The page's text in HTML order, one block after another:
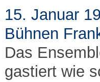
15. Januar
Bühnen
Das
gastiert wie